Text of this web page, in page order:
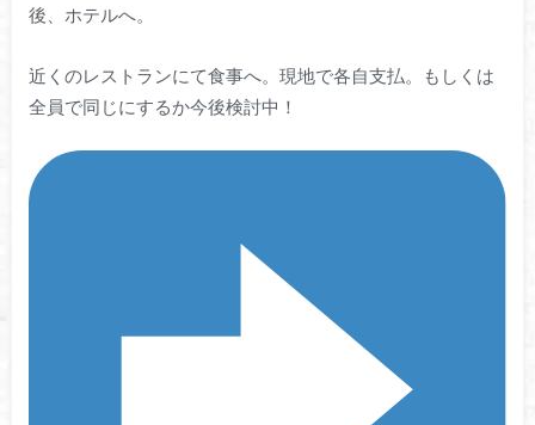
後、ホテルへ。
近くのレストランにて食事へ。現地で各自支払。もしくは
全員で同じにするか今後検討中！